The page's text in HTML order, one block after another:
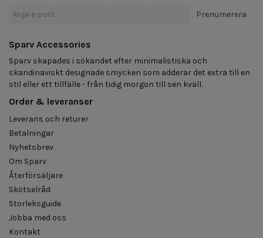
Prenumerera
Sparv Accessories
Sparv skapades i sökandet efter minimalistiska och
skandinaviskt designade smycken som adderar det extra till en
stil eller ett tillfälle - från tidig morgon till sen kväll.
Order & leveranser
Leverans och returer
Betalningar
Nyhetsbrev
Om Sparv
Återförsäljare
Skötselråd
Storleksguide
Jobba med oss
Kontakt